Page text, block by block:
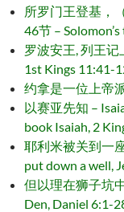
所罗门王登基，
46节 –
罗波安王, 列王记
1st Kings 11:41-
约拿是一位上帝
以赛亚先知 –
book Isaiah, 2
耶利米被关到一
put down a well,
但以理在狮子坑
Den, Daniel 6:1-